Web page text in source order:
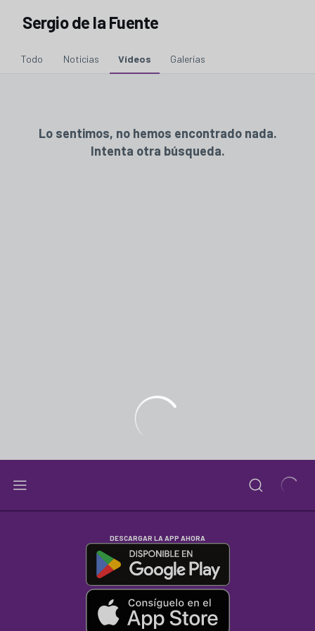
Sergio de la Fuente
Todo Noticias Vídeos Galerías
Lo sentimos, no hemos encontrado nada.
Intenta otra búsqueda.
DESCARGAR LA APP AHORA